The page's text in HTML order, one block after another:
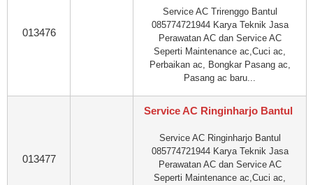
013476
Service AC Trirenggo Bantul
085774721944 Karya Teknik Jasa
Perawatan AC dan Service AC
Seperti Maintenance ac,Cuci ac,
Perbaikan ac, Bongkar Pasang ac,
Pasang ac baru...
013477
Service AC Ringinharjo Bantul
Service AC Ringinharjo Bantul
085774721944 Karya Teknik Jasa
Perawatan AC dan Service AC
Seperti Maintenance ac,Cuci ac,